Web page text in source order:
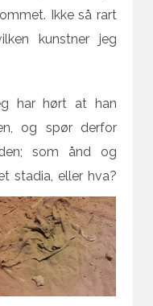
Ikke så rart
kunstner jeg
har hørt at han
og spør derfor
som ånd og
stadia, eller hva?